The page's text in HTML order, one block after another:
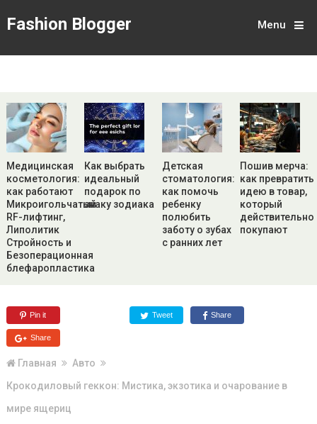
Fashion Blogger Menu
Медицинская
косметология:
как работают
Микроигольчатый
RF-лифтинг,
Липолитик
Стройность и
Безоперационная
блефаропластика
Как выбрать
идеальный
подарок по
знаку зодиака
Детская
стоматология:
как помочь
ребенку
полюбить
заботу о зубах
с ранних лет
Пошив мерча:
как превратить
идею в товар,
который
действительно
покупают
Pin it Tweet Share
Share
Главная
Авто
Крокодиловый геккон: Мистика, экзотика и очарование в
мире ящериц